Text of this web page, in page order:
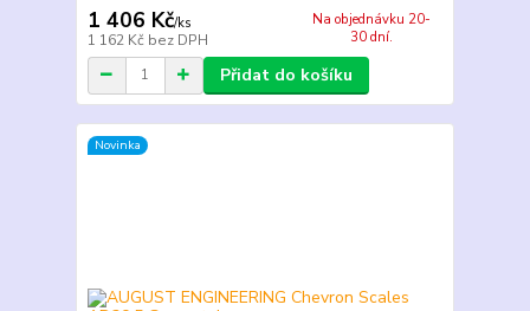
1 406 Kč/ks
1 162 Kč bez DPH
Na objednávku 20-
30 dní.
Přidat do košíku
Novinka